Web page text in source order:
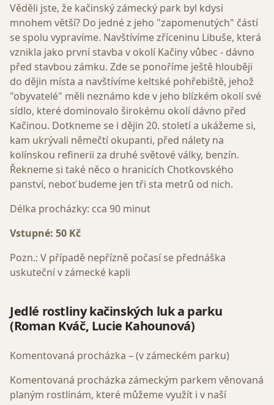
Věděli jste, že kačinský zámecký park byl kdysi
mnohem větší? Do jedné z jeho "zapomenutých" částí
se spolu vypravíme. Navštívíme zříceninu Libuše, která
vznikla jako první stavba v okolí Kačiny vůbec - dávno
před stavbou zámku. Zde se ponoříme ještě hlouběji
do dějin místa a navštívíme keltské pohřebiště, jehož
"obyvatelé" měli neznámo kde v jeho blízkém okolí své
sídlo, které dominovalo širokému okolí dávno před
Kačinou. Dotkneme se i dějin 20. století a ukážeme si,
kam ukrývali němečtí okupanti, před nálety na
kolínskou refinerii za druhé světové války, benzín.
Řekneme si také něco o hranicích Chotkovského
panství, neboť budeme jen tři sta metrů od nich.
Délka procházky: cca 90 minut
Vstupné: 50 Kč
Pozn.: V případě nepřízně počasí se přednáška
uskuteční v zámecké kapli
Jedlé rostliny kačinských luk a parku
(Roman Kváč, Lucie Kahounová)
Komentovaná procházka – (v zámeckém parku)
Komentovaná procházka zámeckým parkem věnovaná
planým rostlinám, které můžeme využít i v naší